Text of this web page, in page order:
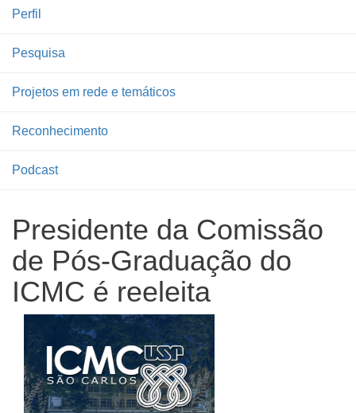
Perfil
Pesquisa
Projetos em rede e temáticos
Reconhecimento
Podcast
Presidente da Comissão
de Pós-Graduação do
ICMC é reeleita